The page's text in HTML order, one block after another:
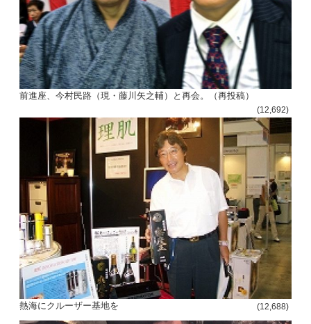
前進座、今村民路（現・藤川矢之輔）と再会。（再投稿）
(12,692)
熱海にクルーザー基地を (12,688)